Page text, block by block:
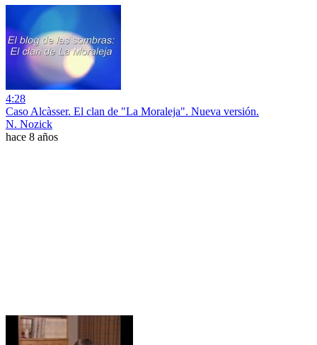
4:28
Caso Alcàsser. El clan de "La Moraleja". Nueva versión.
N. Nozick
hace 8 años